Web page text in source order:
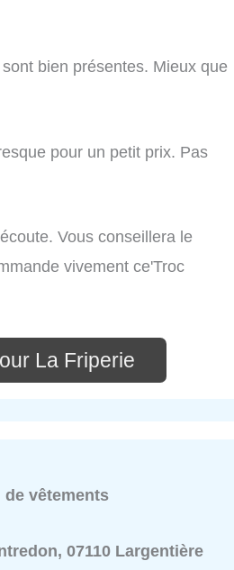
bien présentes. Mieux que
pour un petit prix. Pas
Vous conseillera le
vivement ce'Troc
La Friperie
de vêtements
07110 Largentière